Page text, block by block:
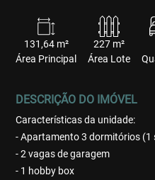
131,64 m²
Área Principal
227 m²
Área Lote
DESCRIÇÃO DO IMÓVEL
Características da unidade:
- Apartamento 3 dormitórios (1
- 2 vagas de garagem
- 1 hobby box